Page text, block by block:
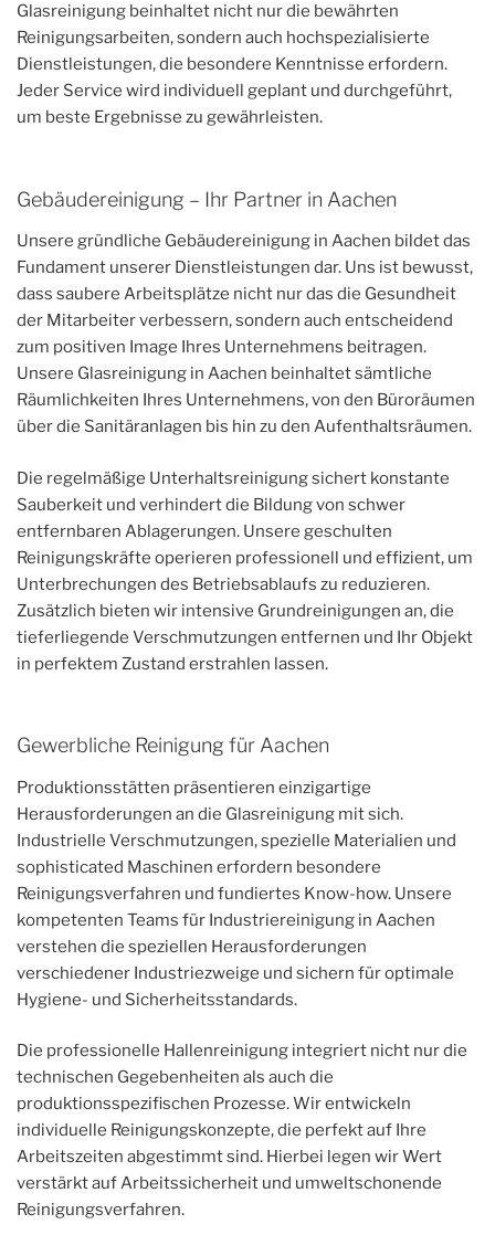
Glasreinigung beinhaltet nicht nur die bewährten
Reinigungsarbeiten, sondern auch hochspezialisierte
Dienstleistungen, die besondere Kenntnisse erfordern.
Jeder Service wird individuell geplant und durchgeführt,
um beste Ergebnisse zu gewährleisten.
Gebäudereinigung – Ihr Partner in Aachen
Unsere gründliche Gebäudereinigung in Aachen bildet das
Fundament unserer Dienstleistungen dar. Uns ist bewusst,
dass saubere Arbeitsplätze nicht nur das die Gesundheit
der Mitarbeiter verbessern, sondern auch entscheidend
zum positiven Image Ihres Unternehmens beitragen.
Unsere Glasreinigung in Aachen beinhaltet sämtliche
Räumlichkeiten Ihres Unternehmens, von den Büroräumen
über die Sanitäranlagen bis hin zu den Aufenthaltsräumen.
Die regelmäßige Unterhaltsreinigung sichert konstante
Sauberkeit und verhindert die Bildung von schwer
entfernbaren Ablagerungen. Unsere geschulten
Reinigungskräfte operieren professionell und effizient, um
Unterbrechungen des Betriebsablaufs zu reduzieren.
Zusätzlich bieten wir intensive Grundreinigungen an, die
tieferliegende Verschmutzungen entfernen und Ihr Objekt
in perfektem Zustand erstrahlen lassen.
Gewerbliche Reinigung für Aachen
Produktionsstätten präsentieren einzigartige
Herausforderungen an die Glasreinigung mit sich.
Industrielle Verschmutzungen, spezielle Materialien und
sophisticated Maschinen erfordern besondere
Reinigungsverfahren und fundiertes Know-how. Unsere
kompetenten Teams für Industriereinigung in Aachen
verstehen die speziellen Herausforderungen
verschiedener Industriezweige und sichern für optimale
Hygiene- und Sicherheitsstandards.
Die professionelle Hallenreinigung integriert nicht nur die
technischen Gegebenheiten als auch die
produktionsspezifischen Prozesse. Wir entwickeln
individuelle Reinigungskonzepte, die perfekt auf Ihre
Arbeitszeiten abgestimmt sind. Hierbei legen wir Wert
verstärkt auf Arbeitssicherheit und umweltschonende
Reinigungsverfahren.